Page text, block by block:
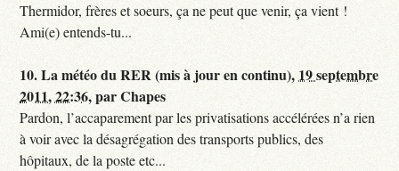
Thermidor, frères et soeurs, ça ne peut que venir, ça vient !
Ami(e) entends-tu...
10.La météo du RER (mis à jour en continu), 19 septembre
2011, 22:36,parChapes
Pardon, l’accaparement par les privatisations accélérées n’a rien
à voir avec la désagrégation des transports publics, des
hôpitaux, de la poste etc...